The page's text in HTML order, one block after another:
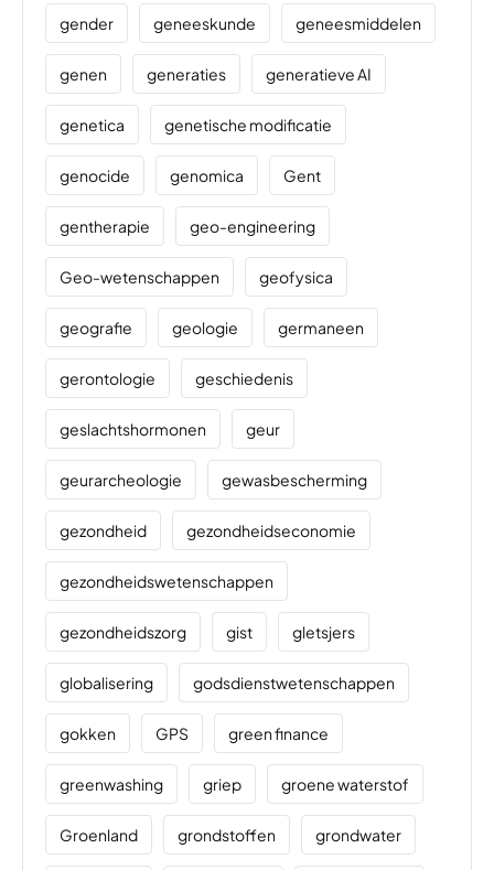
gender geneeskunde geneesmiddelen
genen generaties generatieve AI
genetica genetische modificatie
genocide genomica Gent
gentherapie geo-engineering
Geo-wetenschappen geofysica
geografie geologie germaneen
gerontologie geschiedenis
geslachtshormonen geur
geurarcheologie gewasbescherming
gezondheid gezondheidseconomie
gezondheidswetenschappen
gezondheidszorg gist gletsjers
globalisering godsdienstwetenschappen
gokken GPS green finance
greenwashing griep groene waterstof
Groenland grondstoffen grondwater